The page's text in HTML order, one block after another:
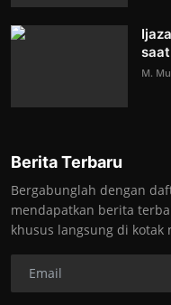
M.
Berita Terbaru
Bergabunglah dengan
mendapatkan berita
khusus langsung di kotak